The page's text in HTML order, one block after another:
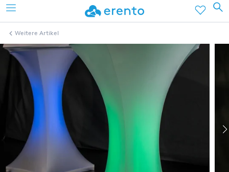
Weitere Artikel